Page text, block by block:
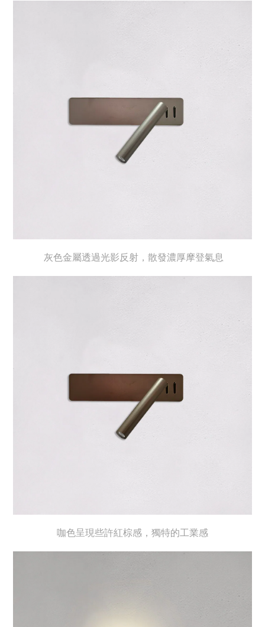
灰色金屬透過光影反射，散發濃厚摩登氣息
咖色呈現些許紅棕感，獨特的工業感